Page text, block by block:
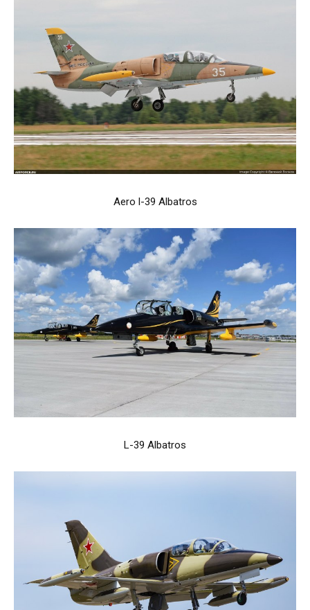
Aero l-39 Albatros
L-39 Albatros